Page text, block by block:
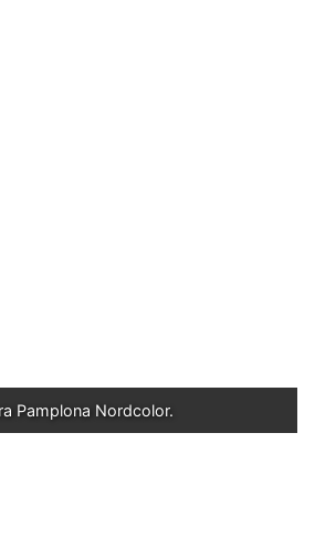
Pamplona Nordcolor.